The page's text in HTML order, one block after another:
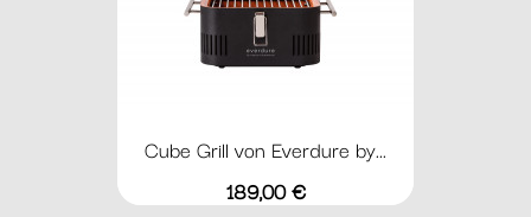
Cube Grill von Everdure by...
Preis
189,00 €